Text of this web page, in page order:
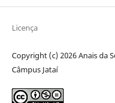
Licença
Copyright (c) 2026 Anais da
Câmpus Jataí